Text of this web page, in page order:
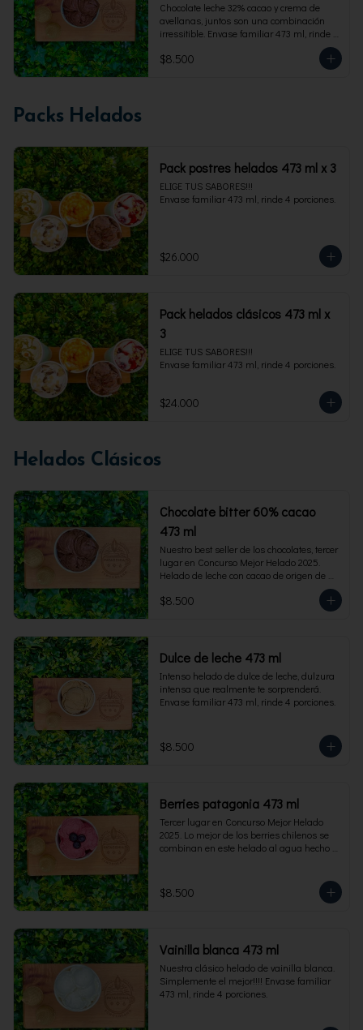
Chocolate leche 32% cacao y crema de
avellanas, juntos son una combinación
irressitible. Envase familiar 473 ml, rinde 4
$8.500
Packs Helados
Pack postres helados 473 ml x 3
ELIGE TUS SABORES!!!
Envase familiar 473 ml, rinde 4 porciones.
$26.000
Pack helados clásicos 473 ml x
3
ELIGE TUS SABORES!!!
Envase familiar 473 ml, rinde 4 porciones.
$24.000
Helados Clásicos
Chocolate bitter 60% cacao
473 ml
Nuestro best seller de los chocolates, tercer
lugar en Concurso Mejor Helado 2025.
Helado de leche con cacao de origen de
intensidad al 60%. Envase familiar 473 ml,
rinde 4  porciones.
$8.500
Dulce de leche 473 ml
Intenso helado de dulce de leche, dulzura
intensa que realmente te sorprenderá.
Envase familiar 473 ml, rinde 4 porciones.
$8.500
Berries patagonia 473 ml
Tercer lugar en Concurso Mejor Helado
2025. Lo mejor de los berries chilenos se
combinan en este helado al agua hecho
473 ml. Rinde 4 porciones.
$8.500
Vainilla blanca 473 ml
Nuestra clásico helado de vainilla blanca.
Simplemente el mejor!!!! Envase familiar
473 ml, rinde 4 porciones.